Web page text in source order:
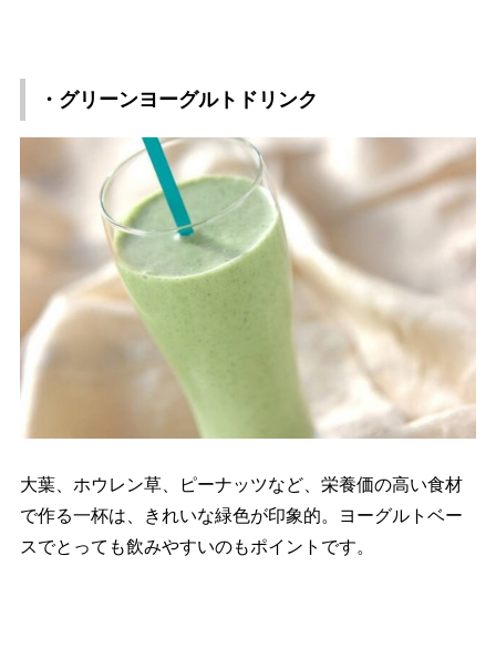
・グリーンヨーグルトドリンク
大葉、ホウレン草、ピーナッツなど、栄養価の高い食材
で作る一杯は、きれいな緑色が印象的。ヨーグルトベー
スでとっても飲みやすいのもポイントです。